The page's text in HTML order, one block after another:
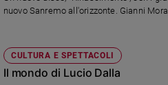
nuovo Sanremo all'orizzonte. Gianni
CULTURA E SPETTACOLI
Il mondo di Lucio Dalla